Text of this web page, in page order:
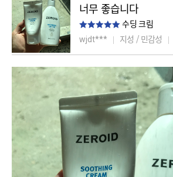
너무 좋습니다
수딩 크림
wjdt*** 지성 / 민감성